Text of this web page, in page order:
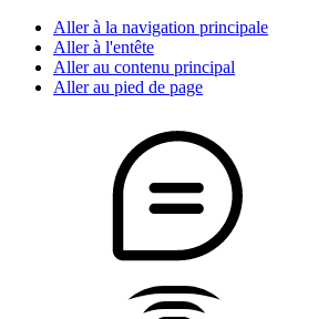
Aller à la navigation principale
Aller à l'entête
Aller au contenu principal
Aller au pied de page